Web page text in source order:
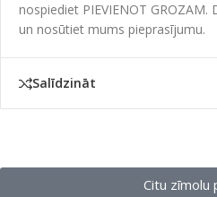
nospiediet PIEVIENOT GROZAM.
un nosūtiet mums pieprasījumu.
Salīdzināt
Citu zīmolu